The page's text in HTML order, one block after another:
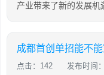
产业带来了新的发展机
成都首创单招能不
点击：142 发布时间